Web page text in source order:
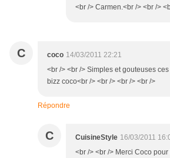
<br /> Carmen.<br /> <br />
C coco 14/03/2011 22:21
<br /> <br /> Simples et gouteuses
bizz coco<br /> <br /> <br /> <br />
Répondre
C CuisineStyle 16/03/2011
<br /> <br /> Merci Coco